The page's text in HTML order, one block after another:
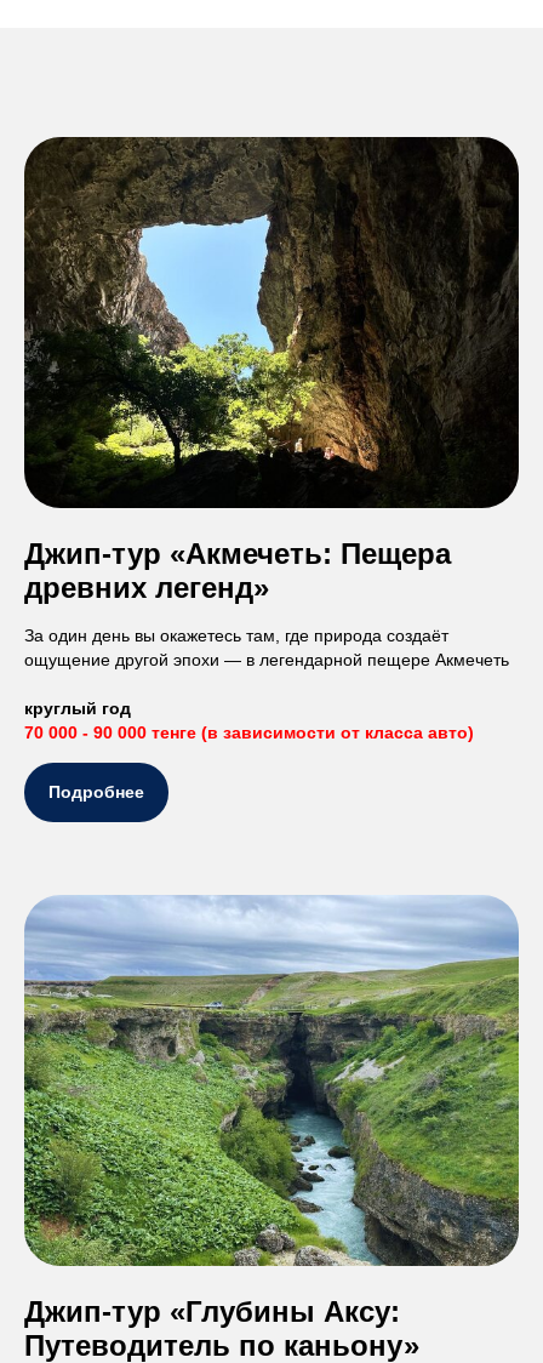
Джип-тур «Акмечеть: Пещера
древних легенд»
За один день вы окажетесь там, где природа создаёт
ощущение другой эпохи — в легендарной пещере Акмечеть
круглый год
70 000 - 90 000 тенге (в зависимости от класса авто)
Подробнее
Джип-тур «Глубины Аксу:
Путеводитель по каньону»